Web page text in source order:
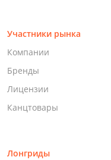
Участники рынка
Компании
Бренды
Лицензии
Канцтовары
Лонгриды